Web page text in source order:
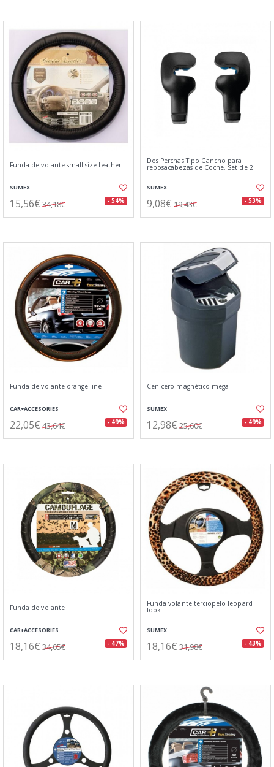
Funda de volante small size leather
SUMEX
15,56€ 34,18€ - 54%
Dos Perchas Tipo Gancho para
reposacabezas de Coche, Set de 2
SUMEX
9,08€ 19,43€ - 53%
Funda de volante orange line
CAR+ACCESORIES
22,05€ 43,64€ - 49%
Cenicero magnético mega
SUMEX
12,98€ 25,60€ - 49%
Funda de volante
CAR+ACCESORIES
18,16€ 34,05€ - 47%
Funda volante terciopelo leopard
look
SUMEX
18,16€ 31,98€ - 43%